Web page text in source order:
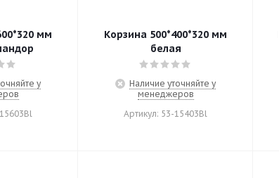
у
Корзина 500*400*320 мм
белая
Наличие уточняйте у
менеджеров
Артикул: 53-15403Bl